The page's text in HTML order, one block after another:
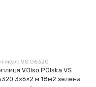
VS 06320
VOlso POlska VS
3×6×2 м 18м2 зелена